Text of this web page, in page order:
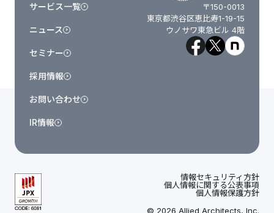
〒150-0013
東京都渋谷区恵比寿1-19-15
ウノサワ東急ビル 4階
サービス一覧
ニュース
セミナー
採用情報
お問い合わせ
IR情報
情報セキュリティ方針
個人情報に関する公表事項
個人情報保護方針
© 2026 Allied Architects, Inc.